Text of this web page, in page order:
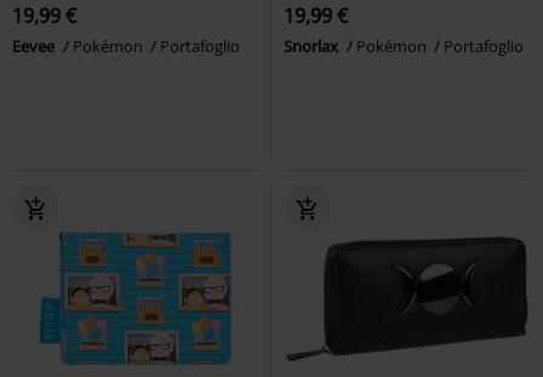
19,99 €
Eevee Pokémon Portafoglio
19,99 €
Snorlax Pokémon Portafoglio